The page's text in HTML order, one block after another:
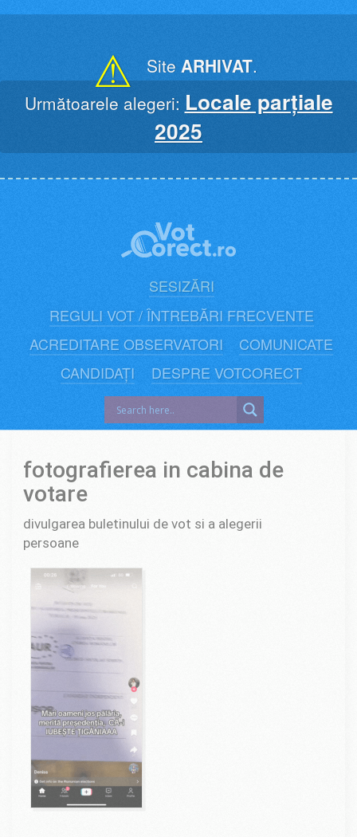
⚠ Site ARHIVAT.
Următoarele alegeri: Locale parțiale
2025
SESIZĂRI
REGULI VOT / ÎNTREBĂRI FRECVENTE
ACREDITARE OBSERVATORI
COMUNICATE
CANDIDAȚI
DESPRE VOTCORECT
fotografierea in cabina de
votare
divulgarea buletinului de vot si a alegerii
persoane